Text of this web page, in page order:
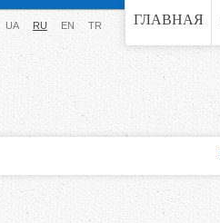
Jump to navigation ГЛАВНАЯ
UA RU EN TR